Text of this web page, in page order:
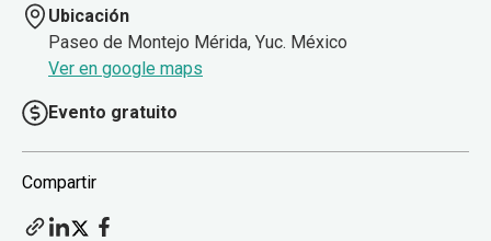
Ubicación
Paseo de Montejo Mérida, Yuc. México
Ver en google maps
Evento gratuito
Compartir